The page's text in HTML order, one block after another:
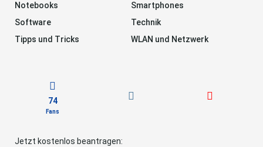
Notebooks
Smartphones
Software
Technik
Tipps und Tricks
WLAN und Netzwerk
74
Fans
Jetzt kostenlos beantragen: